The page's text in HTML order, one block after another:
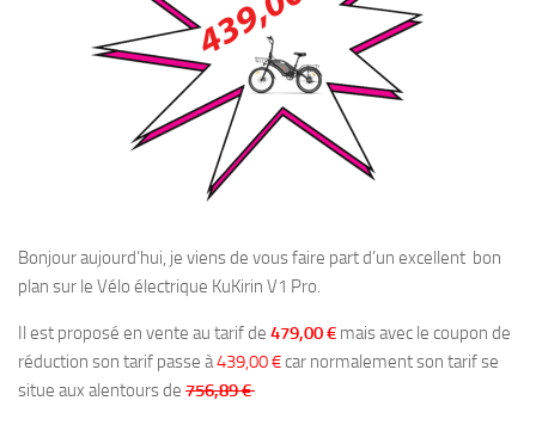
Bonjour aujourd’hui, je viens de vous faire part d’un excellent bon
plan sur le Vélo électrique KuKirin V1 Pro.
Il est proposé en vente au tarif de 479,00 € mais avec le coupon de
réduction son tarif passe à439,00 €car normalement son tarif se
situe aux alentours de 756,89 €